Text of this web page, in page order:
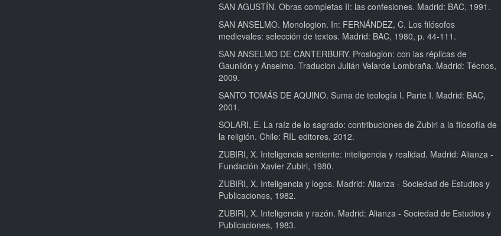
SAN AGUSTÍN. Obras completas II: las confesiones. Madrid: BAC, 1991.
SAN ANSELMO. Monologion. In: FERNÁNDEZ, C. Los filósofos
medievales: selección de textos. Madrid: BAC, 1980, p. 44-111.
SAN ANSELMO DE CANTERBURY. Proslogion: con las réplicas de
Gaunilón y Anselmo. Traducion Julián Velarde Lombraña. Madrid: Técnos,
2009.
SANTO TOMÁS DE AQUINO. Suma de teología I. Parte I. Madrid: BAC,
2001.
SOLARI, E. La raíz de lo sagrado: contribuciones de Zubiri a la filosofía de
la religión. Chile: RIL editores, 2012.
ZUBIRI, X. Inteligencia sentiente: inteligencia y realidad. Madrid: Alianza -
Fundación Xavier Zubiri, 1980.
ZUBIRI, X. Inteligencia y logos. Madrid: Alianza - Sociedad de Estudios y
Publicaciones, 1982.
ZUBIRI, X. Inteligencia y razón. Madrid: Alianza - Sociedad de Estudios y
Publicaciones, 1983.